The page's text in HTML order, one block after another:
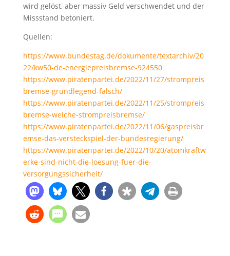
wird gelöst, aber massiv Geld verschwendet und der
Missstand betoniert.
Quellen:
https://www.bundestag.de/dokumente/textarchiv/20
22/kw50-de-energiepreisbremse-924550
https://www.piratenpartei.de/2022/11/27/strompreis
bremse-grundlegend-falsch/
https://www.piratenpartei.de/2022/11/25/strompreis
bremse-welche-strompreisbremse/
https://www.piratenpartei.de/2022/11/06/gaspreisbr
emse-das-versteckspiel-der-bundesregierung/
https://www.piratenpartei.de/2022/10/20/atomkraftw
erke-sind-nicht-die-loesung-fuer-die-
versorgungssicherheit/